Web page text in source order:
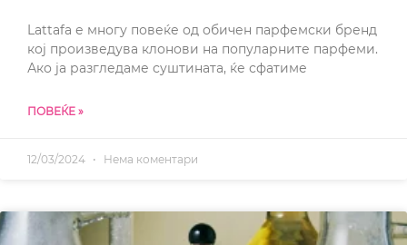
Lattafa е многу повеќе од обичен парфемски бренд
кој произведува клонови на популарните парфеми.
Ако ја разгледаме суштината, ќе сфатиме
ПОВЕЌЕ »
12/03/2024 Нема коментари